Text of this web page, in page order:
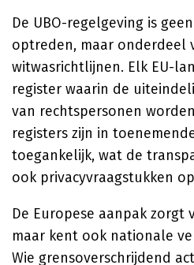
De UBO-regelgeving is
optreden, maar onderdeel
witwasrichtlijnen. Elk EU-
register waarin de
van rechtspersonen
registers zijn in
toegankelijk, wat de
ook privacyvraagstukken
De Europese aanpak zorgt
maar kent ook nationale
Wie grensoverschrijdend